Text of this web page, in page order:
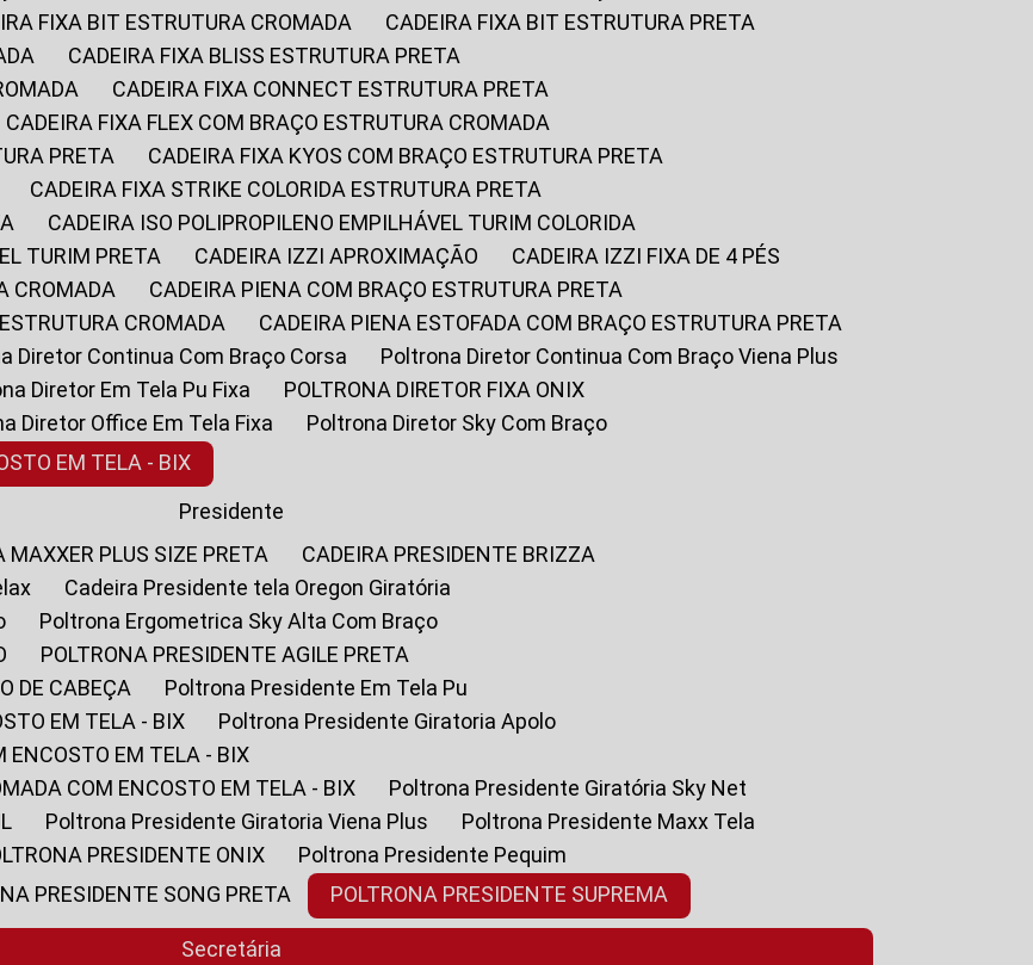
FIXA BIT ESTRUTURA CROMADA
CADEIRA FIXA BIT ESTRUTURA PRETA
CADEIRA FIXA BLISS ESTRUTURA PRETA
CADEIRA FIXA CONNECT ESTRUTURA PRETA
CADEIRA FIXA FLEX COM BRAÇO ESTRUTURA CROMADA
PRETA
CADEIRA FIXA KYOS COM BRAÇO ESTRUTURA PRETA
CADEIRA FIXA STRIKE COLORIDA ESTRUTURA PRETA
CADEIRA ISO POLIPROPILENO EMPILHÁVEL TURIM COLORIDA
TURIM PRETA
CADEIRA IZZI APROXIMAÇÃO
CADEIRA IZZI FIXA DE 4 PÉS
CROMADA
CADEIRA PIENA COM BRAÇO ESTRUTURA PRETA
CROMADA
CADEIRA PIENA ESTOFADA COM BRAÇO ESTRUTURA PRETA
Diretor Continua Com Braço Corsa
Poltrona Diretor Continua Com Braço Viena Plus
Diretor Em Tela Pu Fixa
POLTRONA DIRETOR FIXA ONIX
Diretor Office Em Tela Fixa
Poltrona Diretor Sky Com Braço
EM TELA - BIX
Presidente
MAXXER PLUS SIZE PRETA
CADEIRA PRESIDENTE BRIZZA
Cadeira Presidente tela Oregon Giratória
Poltrona Ergometrica Sky Alta Com Braço
POLTRONA PRESIDENTE AGILE PRETA
DE CABEÇA
Poltrona Presidente Em Tela Pu
EM TELA - BIX
Poltrona Presidente Giratoria Apolo
ENCOSTO EM TELA - BIX
COM ENCOSTO EM TELA - BIX
Poltrona Presidente Giratória Sky Net
Poltrona Presidente Giratoria Viena Plus
Poltrona Presidente Maxx Tela
PRESIDENTE ONIX
Poltrona Presidente Pequim
PRESIDENTE SONG PRETA POLTRONA PRESIDENTE SUPREMA
Secretária